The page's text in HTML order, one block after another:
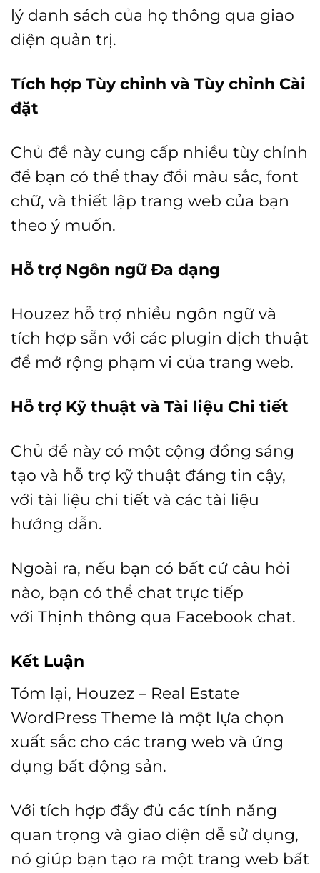
lý danh sách của họ thông qua giao
diện quản trị.
Tích hợp Tùy chỉnh và Tùy chỉnh Cài
đặt
Chủ đề này cung cấp nhiều tùy chỉnh
để bạn có thể thay đổi màu sắc, font
chữ, và thiết lập trang web của bạn
theo ý muốn.
Hỗ trợ Ngôn ngữ Đa dạng
Houzez hỗ trợ nhiều ngôn ngữ và
tích hợp sẵn với các plugin dịch thuật
để mở rộng phạm vi của trang web.
Hỗ trợ Kỹ thuật và Tài liệu Chi tiết
Chủ đề này có một cộng đồng sáng
tạo và hỗ trợ kỹ thuật đáng tin cậy,
với tài liệu chi tiết và các tài liệu
hướng dẫn.
Ngoài ra, nếu bạn có bất cứ câu hỏi
nào, bạn có thể chat trực tiếp
với Thịnh thông qua Facebook chat.
Kết Luận
Tóm lại, Houzez – Real Estate
WordPress Theme là một lựa chọn
xuất sắc cho các trang web và ứng
dụng bất động sản.
Với tích hợp đầy đủ các tính năng
quan trọng và giao diện dễ sử dụng,
nó giúp bạn tạo ra một trang web bất